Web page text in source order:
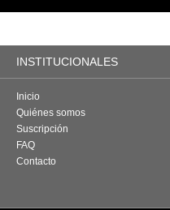
INSTITUCIONALES
Inicio
Quiénes somos
Suscripción
FAQ
Contacto